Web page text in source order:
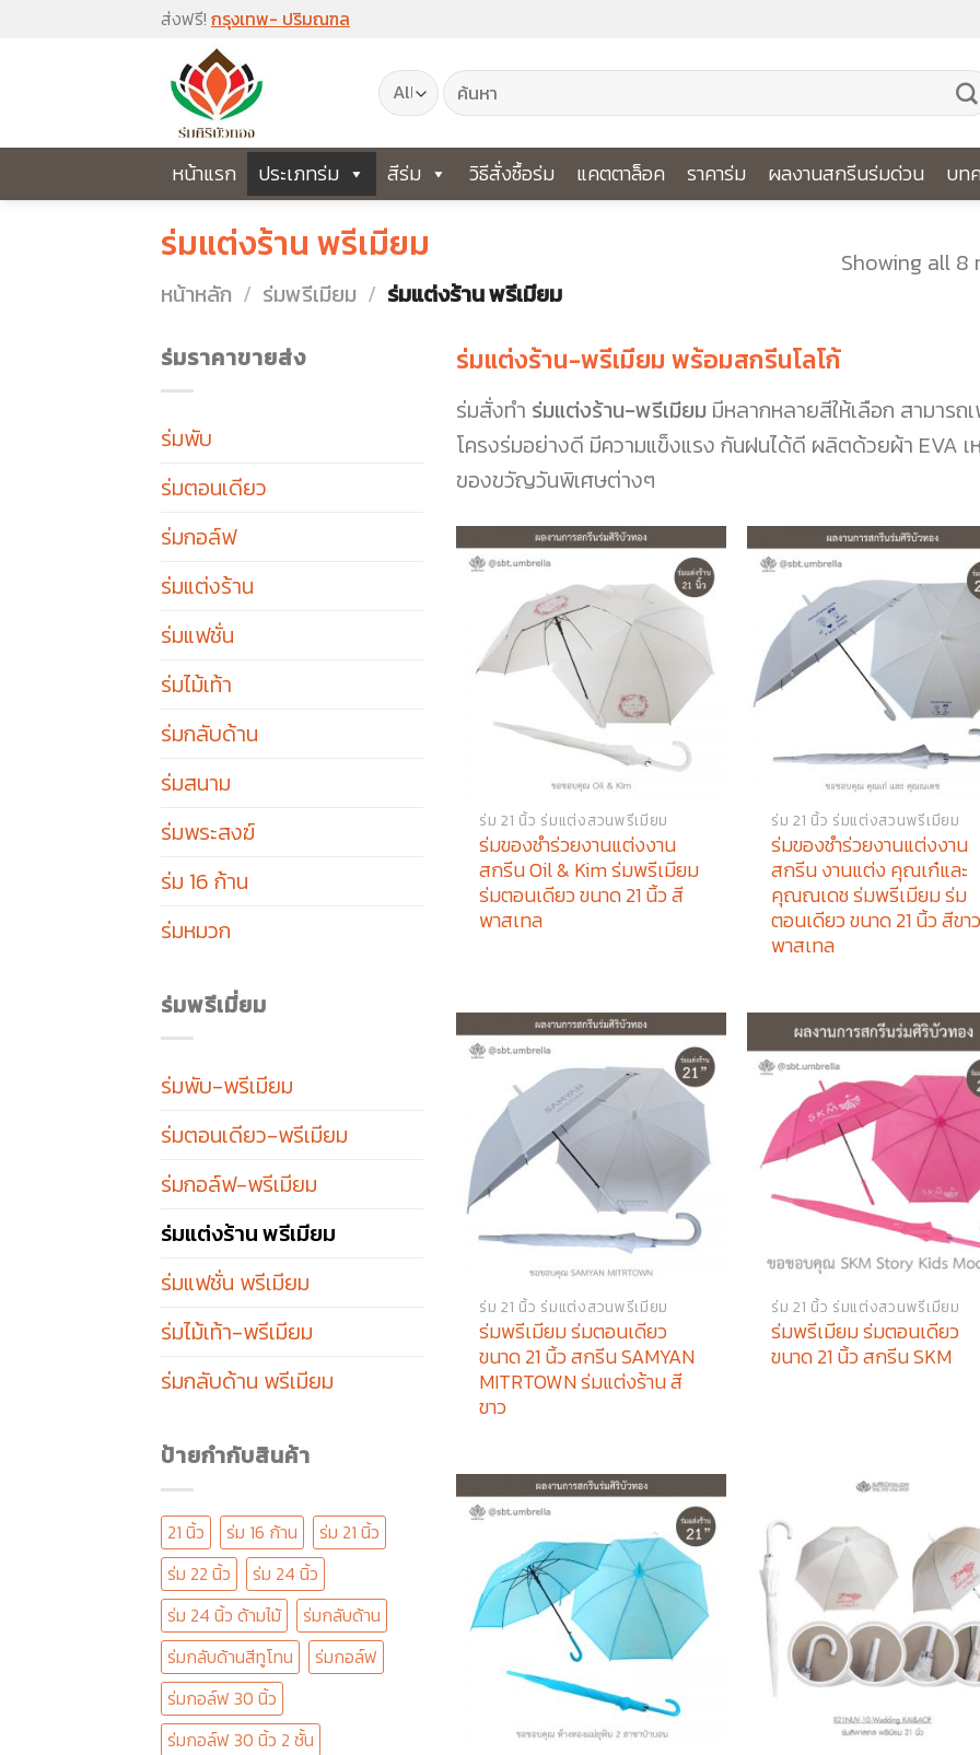
ส่งฟรี! กรุงเทพ- ปริมณฑล
ค้นหา:
หน้าแรก ประเภทร่ม สีร่ม วิธีสั่งซื้อร่ม แคตตาล็อค ราคาร่ม ผลงานสกรีนร่มด่วน บท
ร่มแต่งร้าน พรีเมียม
หน้าหลัก / ร่มพรีเมียม / ร่มแต่งร้าน พรีเมียม
Showing all 8
ร่มราคาขายส่ง
ร่มพับ
ร่มตอนเดียว
ร่มกอล์ฟ
ร่มแต่งร้าน
ร่มแฟชั่น
ร่มไม้เท้า
ร่มกลับด้าน
ร่มสนาม
ร่มพระสงฆ์
ร่ม 16 ก้าน
ร่มหมวก
ร่มพรีเมี่ยม
ร่มพับ-พรีเมียม
ร่มตอนเดียว-พรีเมียม
ร่มกอล์ฟ-พรีเมียม
ร่มแต่งร้าน พรีเมียม
ร่มแฟชั่น พรีเมียม
ร่มไม้เท้า-พรีเมียม
ร่มกลับด้าน พรีเมียม
ป้ายกำกับสินค้า
21 นิ้ว ร่ม 16 ก้าน
ร่ม 21 นิ้ว
ร่ม 22 นิ้ว
ร่ม 24 นิ้ว
ร่ม 24 นิ้ว ด้ามไม้
ร่มกลับด้าน
ร่มกลับด้านสีทูโทน
ร่มกอล์ฟ
ร่มกอล์ฟ 30 นิ้ว
ร่มกอล์ฟ 30 นิ้ว 2 ชั้น
ร่มแต่งร้าน-พรีเมียม พร้อมสกรีนโลโก้
ร่มสั่งทำ ร่มแต่งร้าน-พรีเมียม มีหลากหลายสีให้เลือก สามาร
โครงร่มอย่างดี มีความแข็งแรง กันฝนได้ดี ผลิตด้วยผ้า EVA เ
ของขวัญวันพิเศษต่างๆ
ร่ม 21 นิ้ว ร่มแต่งสวนพรีเมียม
ร่มของชำร่วยงานแต่งงาน
สกรีน Oil & Kim ร่มพรีเมียม
ร่มตอนเดียว ขนาด 21 นิ้ว สี
พาสเทล
ร่ม 21 นิ้ว ร่มแต่งสวนพรีเมียม
ร่มของชำร่วยงานแต่งงาน
สกรีน งานแต่ง คุณเก๋และ
คุณณเดช ร่มพรีเมียม ร่ม
ตอนเดียว ขนาด 21 นิ้ว สีขา
พาสเทล
ร่ม 21 นิ้ว ร่มแต่งสวนพรีเมียม
ร่มพรีเมียม ร่มตอนเดียว
ขนาด 21 นิ้ว สกรีน SAMYAN
MITRTOWN ร่มแต่งร้าน สี
ขาว
ร่ม 21 นิ้ว ร่มแต่งสวนพรีเมียม
ร่มพรีเมียม ร่มตอนเดียว
ขนาด 21 นิ้ว สกรีน SKM